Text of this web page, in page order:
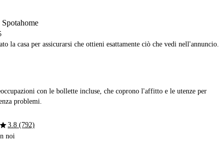
Spotahome
la casa per assicurarsi che ottieni esattamente ciò che vedi nell'annuncio.
con le bollette incluse, che coprono l'affitto e le utenze per
problemi.
star3.8 (792)
noi